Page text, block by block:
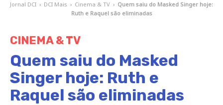
Jornal DCI › DCI Mais › Cinema & TV › Quem saiu do Masked Singer hoje:
Ruth e Raquel são eliminadas
CINEMA & TV
Quem saiu do Masked
Singer hoje: Ruth e
Raquel são eliminadas